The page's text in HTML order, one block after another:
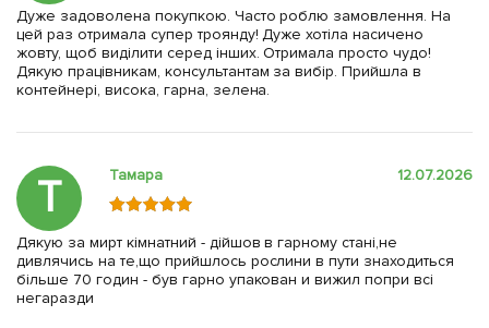
Дуже задоволена покупкою. Часто роблю замовлення. На
цей раз отримала супер троянду! Дуже хотіла насичено
жовту, щоб виділити серед інших. Отримала просто чудо!
Дякую працівникам, консультантам за вибір. Прийшла в
контейнері, висока, гарна, зелена.
Т Тамара 12.07.2026
Дякую за мирт кімнатний - дійшов в гарному стані,не
дивлячись на те,що прийшлось рослини в пути знаходиться
більше 70 годин - був гарно упакован и вижил попри всі
негаразди